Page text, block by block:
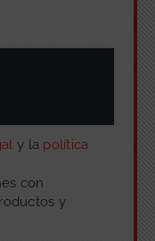
y la política
con
y